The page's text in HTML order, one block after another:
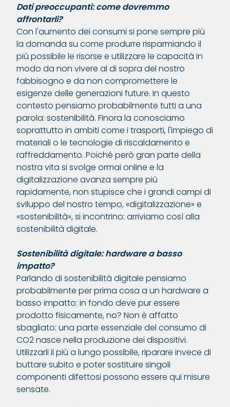
Dati preoccupanti: come dovremmo
affrontarli?
Con l'aumento dei consumi si pone sempre più
la domanda su come produrre risparmiando il
più possibile le risorse e utilizzare le capacità in
modo da non vivere al di sopra del nostro
fabbisogno e da non compromettere le
esigenze delle generazioni future. In questo
contesto pensiamo probabilmente tutti a una
parola: sostenibilità. Finora la conosciamo
soprattutto in ambiti come i trasporti, l'impiego di
materiali o le tecnologie di riscaldamento e
raffreddamento. Poiché però gran parte della
nostra vita si svolge ormai online e la
digitalizzazione avanza sempre più
rapidamente, non stupisce che i grandi campi di
sviluppo del nostro tempo, «digitalizzazione» e
«sostenibilità», si incontrino: arriviamo così alla
sostenibilità digitale.
Sostenibilità digitale: hardware a basso
impatto?
Parlando di sostenibilità digitale pensiamo
probabilmente per prima cosa a un hardware a
basso impatto: in fondo deve pur essere
prodotto fisicamente, no? Non è affatto
sbagliato: una parte essenziale del consumo di
CO2 nasce nella produzione dei dispositivi.
Utilizzarli il più a lungo possibile, riparare invece di
buttare subito e poter sostituire singoli
componenti difettosi possono essere qui misure
sensate.